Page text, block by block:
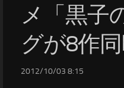
メ「黒子
グが8作
2012/10/03 8:15